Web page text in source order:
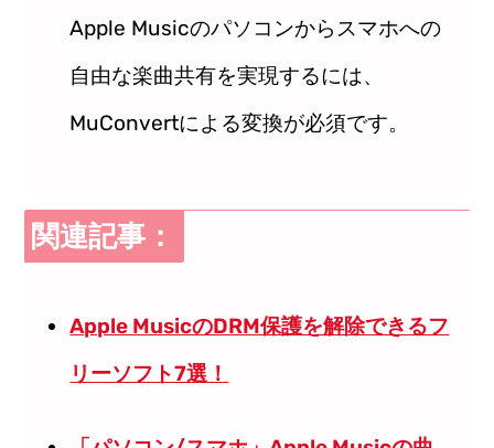
Apple Musicのパソコンからスマホへの
自由な楽曲共有を実現するには、
MuConvertによる変換が必須です。
関連記事：
Apple MusicのDRM保護を解除できるフ
リーソフト7選！